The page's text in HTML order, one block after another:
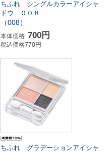
ちふれ シングルカラーアイシャ
ドウ ００８
（008）
本体価格 :700円
税込価格770円
ちふれ グラデーションアイシャ